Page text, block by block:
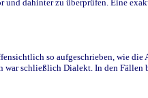
dahinter zu überprüfen. Eine
so aufgeschrieben, wie
schließlich Dialekt. In den